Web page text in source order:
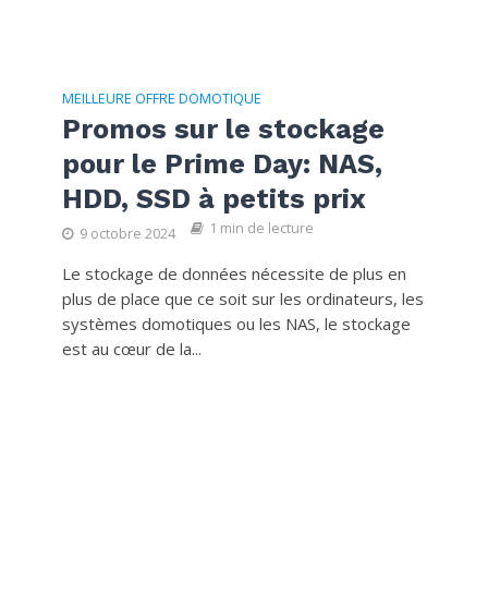
MEILLEURE OFFRE DOMOTIQUE
Promos sur le stockage
pour le Prime Day: NAS,
HDD, SSD à petits prix
9 octobre 2024 1 min de lecture
Le stockage de données nécessite de plus en
plus de place que ce soit sur les ordinateurs, les
systèmes domotiques ou les NAS, le stockage
est au cœur de la...